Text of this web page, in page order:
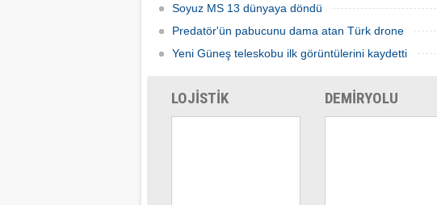
Soyuz MS 13 dünyaya döndü
Predatör'ün pabucunu dama atan Türk drone
Yeni Güneş teleskobu ilk görüntülerini kaydetti
LOJİSTİK DEMİRYOLU